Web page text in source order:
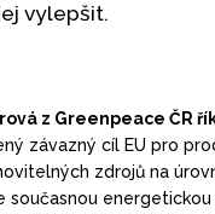
vylepšit.
z Greenpeace ČR
závazný cíl EU pro
zdrojů na
současnou energetickou